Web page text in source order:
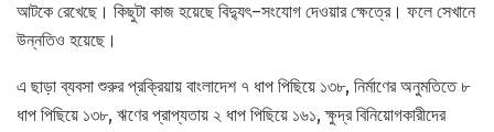
আটকে রেখেছে। কিছুটা কাজ হয়েছে বিদ্যুৎ–সংযোগ দেওয়ার ক্ষেত্রে। ফলে সেখানে
উন্নতিও হয়েছে।
এ ছাড়া ব্যবসা শুরুর প্রক্রিয়ায় বাংলাদেশ ৭ ধাপ পিছিয়ে ১৩৮, নির্মাণের অনুমতিতে ৮
ধাপ পিছিয়ে ১৩৮, ঋণের প্রাপ্যতায় ২ ধাপ পিছিয়ে ১৬১, ক্ষুদ্র বিনিয়োগকারীদের